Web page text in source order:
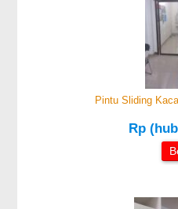
Pintu Sliding
Rp